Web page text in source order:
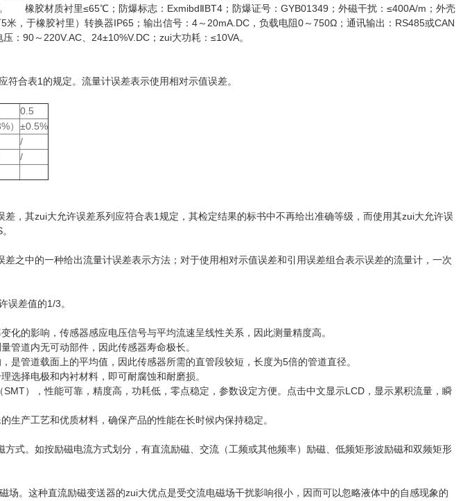
橡胶材质衬里≤65℃；防爆标志：ExmibdⅡBT4；防爆证号：GYB01349；外磁干扰：≤400A/m；外壳
，于橡胶衬里）转换器IP65；输出信号：4～20mA.DC，负载电阻0～750Ω；通讯输出：RS485或CAN
：90～220V.AC、24±10%V.DC；zui大功耗：≤10VA。
合表1的规定。流量计误差表示使用相对示值误差。
0.5
） ±0.5%
/
/
，其zui大允许误差系列应符合表1规定，其检定结果的标书中不再给出准确等级，而使用其zui大允许误
之中的一种给出流量计误差表示方法；对于使用相对示值误差和引用误差组合表示误差的流量计，一次
误差值的1/3。
化的影响，传感器感应电压信号与平均流速呈线性关系，因此测量精度高。
管道内无可动部件，因此传感器寿命极长。
是管道载面上的平均值，因此传感器所需的直管段较短，长度为5倍的管道直径。
选择电极和内衬材料，即可耐腐蚀和耐磨损。
），性能可靠，精度高，功耗低，零点稳定，参数设定方便。点击中文显示LCD，显示累积流量，瞬
生产工艺和优质材料，确保产品的性能在长时候内保持稳定。
式。如按励磁电流方式划分，有直流励磁、交流（工频或其他频率）励磁、低频矩形波励磁和双频矩形
场。这种直流励磁变送器的zui大优点是受交流电磁场干扰影响很小，因而可以忽略液体中的自感现象的